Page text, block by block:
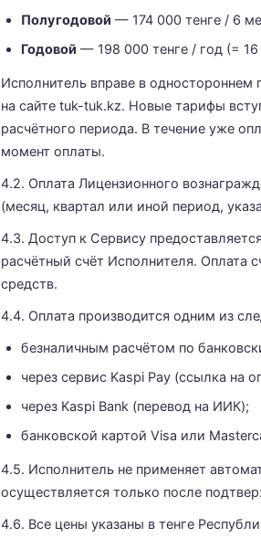
Полугодовой — 174 000 тенге / 6
Годовой — 198 000 тенге / год (=
Исполнитель вправе в
на сайте tuk-tuk.kz. Новые тарифы
расчётного периода. В течение уже
момент оплаты.
4.2. Оплата Лицензионного
(месяц, квартал или иной период,
4.3. Доступ к Сервису
расчётный счёт Исполнителя. Оплата
средств.
4.4. Оплата производится одним из
безналичным расчётом по
через сервис Kaspi Pay (ссылка на
через Kaspi Bank (перевод на ИИК);
банковской картой Visa или
4.5. Исполнитель не применяет
осуществляется только после
4.6. Все цены указаны в тенге